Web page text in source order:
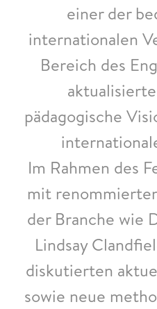
einer der
internationalen
Bereich des
pädagogische
Im Rahmen des
mit
der Branche wie
Lindsay
diskutierten
sowie neue